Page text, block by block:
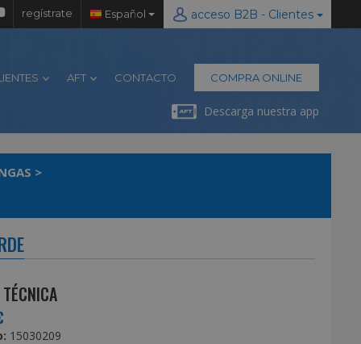
regístrate Español acceso B2B - Clientes
AFT CONTACTO COMPRA ONLINE
Descarga nuestra app
>
15030209